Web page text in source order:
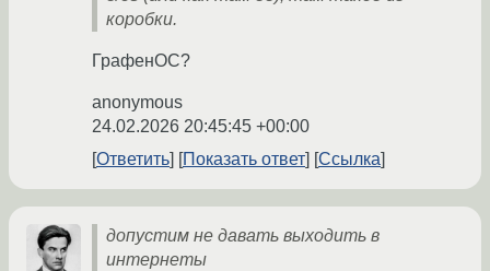
коробки.
ГрафенОС?
anonymous
24.02.2026 20:45:45 +00:00
Ответить
Показать ответ Ссылка
допустим не давать выходить в
интернеты